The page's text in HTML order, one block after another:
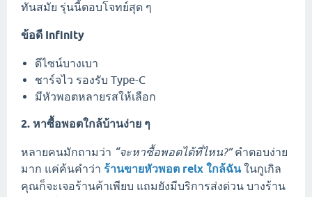
ทันสมัย รุ่นนี้ตอบโจทย์สุด ๆ
ข้อดี Infinity
ดีไซน์บางเบา
ชาร์จไว รองรับ Type-C
มีหัวพอตหลายรสให้เลือก
2. หาซื้อพอตใกล้บ้านง่าย ๆ
หลายคนมักถามว่า “จะหาซื้อพอตได้ที่ไหน?”คำตอบง่าย
มาก แค่ค้นคำว่า ร้านขายหัวพอต relx ใกล้ฉันในกูเกิล
คุณก็จะเจอร้านค้าเพียบ แถมยังมีบริการส่งด่วน บางร้าน